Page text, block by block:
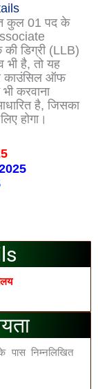
कुल 01 पद के
डिग्री (LLB)
है, तो यह
काउंसिल ऑफ
करवाना
है, जिसका
होगा।
निम्नलिखित